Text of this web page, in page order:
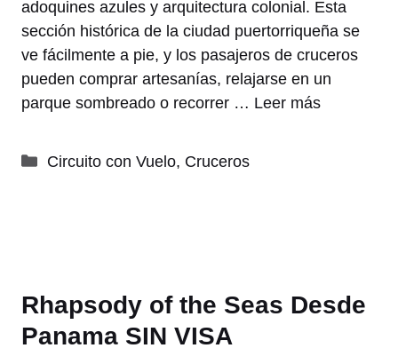
adoquines azules y arquitectura colonial. Esta
sección histórica de la ciudad puertorriqueña se
ve fácilmente a pie, y los pasajeros de cruceros
pueden comprar artesanías, relajarse en un
parque sombreado o recorrer … Leer más
Categorías
Circuito con Vuelo, Cruceros
Rhapsody of the Seas Desde
Panama SIN VISA